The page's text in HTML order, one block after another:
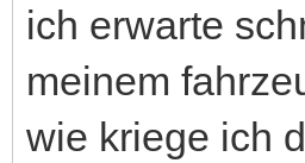
ich erwarte
meinem
wie kriege ich